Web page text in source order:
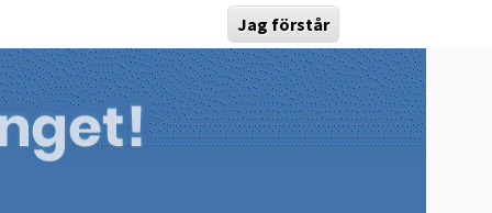
Jag förstår